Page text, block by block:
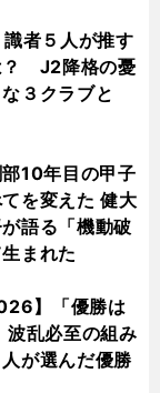
者５人が推す
？ J2降格の憂
３クラブと
部10年目の甲子
を変えた 健大
語る「機動破
まれた
】「優勝は
波乱必至の組み
が選んだ優勝